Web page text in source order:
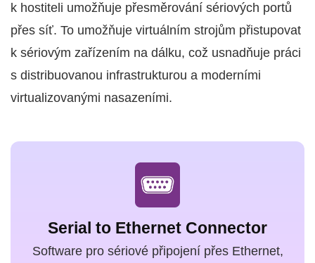
k hostiteli umožňuje přesměrování sériových portů
přes síť. To umožňuje virtuálním strojům přistupovat
k sériovým zařízením na dálku, což usnadňuje práci
s distribuovanou infrastrukturou a moderními
virtualizovanými nasazeními.
Serial to Ethernet Connector
Software pro sériové připojení přes Ethernet,